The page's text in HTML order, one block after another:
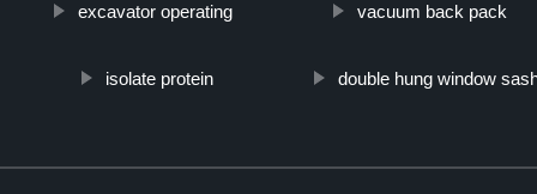
excavator operating vacuum back pack
isolate protein double hung window